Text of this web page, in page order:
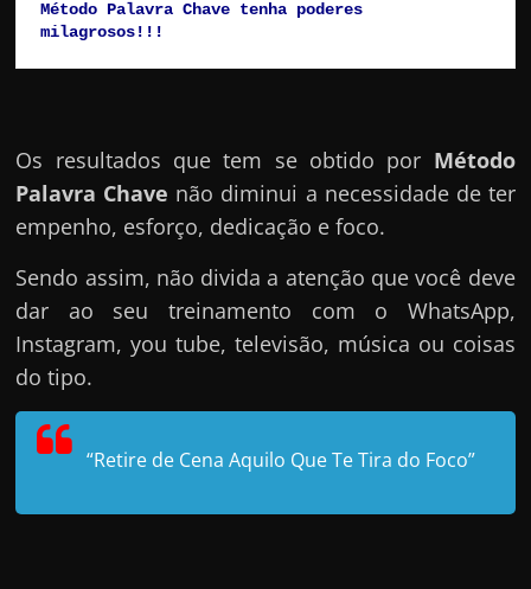
Método Palavra Chave tenha poderes
milagrosos!!!
Os resultados que tem se obtido por Método
Palavra Chave não diminui a necessidade de ter
empenho, esforço, dedicação e foco.
Sendo assim, não divida a atenção que você deve
dar ao seu treinamento com o WhatsApp,
Instagram, you tube, televisão, música ou coisas
do tipo.
“Retire de Cena Aquilo Que Te Tira do Foco”